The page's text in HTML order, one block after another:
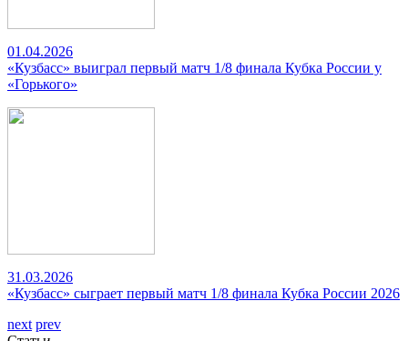
01.04.2026
«Кузбасс» выиграл первый матч 1/8 финала Кубка России у
«Горького»
31.03.2026
«Кузбасс» сыграет первый матч 1/8 финала Кубка России 2026
next prev